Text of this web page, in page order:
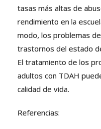
tasas más altas de
rendimiento en la
modo, los problemas
trastornos del estado
El tratamiento de los
adultos con TDAH
calidad de vida.
Referencias: